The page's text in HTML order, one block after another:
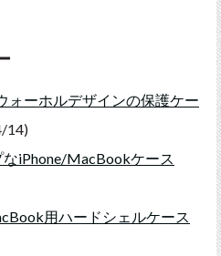
ォーホルデザインの保護ケー
14)
iPhone/MacBookケース
用ハードシェルケース